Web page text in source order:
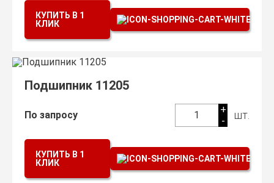
КУПИТЬ В 1
КЛИК
Подшипник 11205
По запросу 1
+
-
шт.
КУПИТЬ В 1
КЛИК